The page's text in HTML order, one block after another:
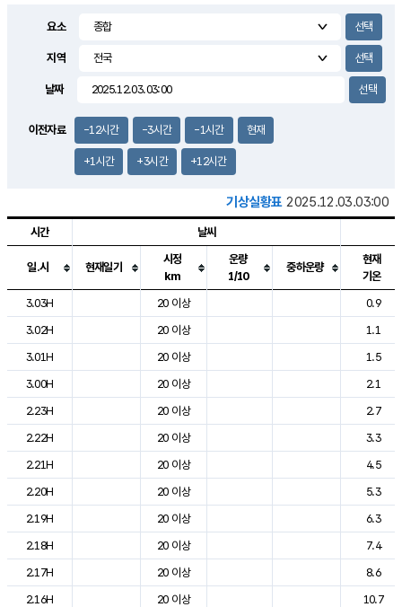
요소
지역
날짜
이전자료 -12시간 -3시간 -1시간 현재
+1시간 +3시간 +12시간
기상실황표 2025.12.03.03:00
도시별 기상실황표로 지점, 날씨, 기온, 강수, 바람, 기압등을 안내한 표입
시간 날씨
일.시 현재일기
시정
km
운량
1/10
중하운량
현재
기온
3.03H
20 이상
0.9
3.02H
20 이상
1.1
3.01H
20 이상
1.5
3.00H
20 이상
2.1
2.23H
20 이상
2.7
2.22H
20 이상
3.3
2.21H
20 이상
4.5
2.20H
20 이상
5.3
2.19H
20 이상
6.3
2.18H
20 이상
7.4
2.17H
20 이상
8.6
2.16H
20 이상
10.7